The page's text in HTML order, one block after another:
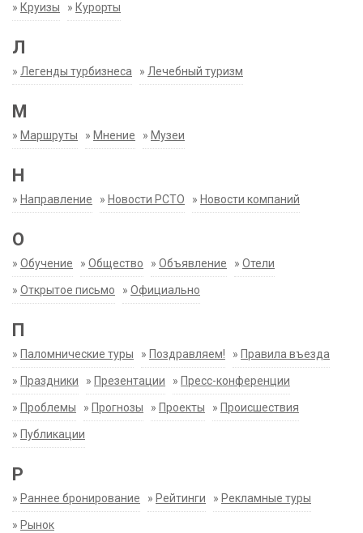
» Круизы » Курорты
Л
» Легенды турбизнеса » Лечебный туризм
М
» Маршруты » Мнение » Музеи
Н
» Направление » Новости РСТО » Новости компаний
О
» Обучение » Общество » Объявление » Отели
» Открытое письмо » Официально
П
» Паломнические туры » Поздравляем! » Правила въезда
» Праздники » Презентации » Пресс-конференции
» Проблемы » Прогнозы » Проекты » Происшествия
» Публикации
Р
» Раннее бронирование » Рейтинги » Рекламные туры
» Рынок